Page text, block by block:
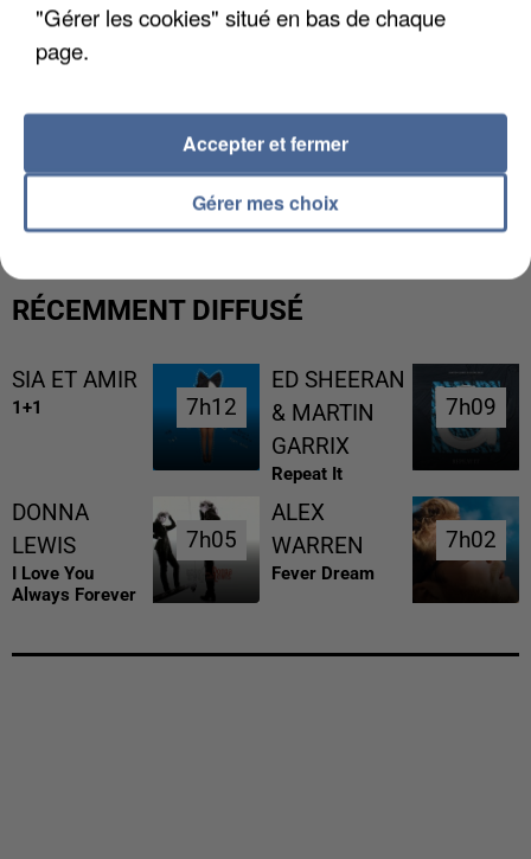
UN SECOND CADRE DE LA DZ MAFIA
INTERPELLÉ EN ALGÉRIE
RÉCEMMENT DIFFUSÉ
SIA ET AMIR
1+1 7h12
7h12
ED SHEERAN
& MARTIN
GARRIX
Repeat It
7h09
7h09
DONNA
LEWIS
I Love You
Always Forever
7h05
7h05
ALEX
WARREN
Fever Dream
7h02
7h02
"Gérer les cookies" situé en bas de chaque
page.
Gérer mes choix
Accepter et fermer